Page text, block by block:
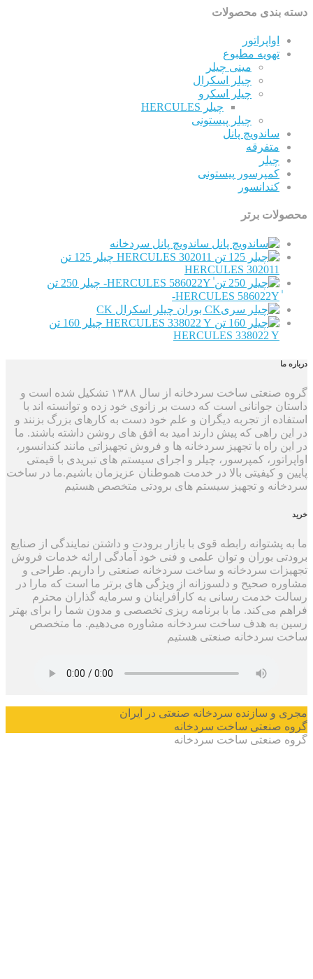
محصولات
اواپراتور
تهویه مطبوع
مینی چیلر
چیلر اسکرال
چیلر اسکرو
چیلر HERCULES
چیلر پیستونی
ساندویچ پانل
متفرقه
کمپرسور پیستونی
کندانسور
برتر
ساندویچ پانل سردخانه
چیلر 125 تن
HERCULES 302011
چیلر 250 تن
چیلر اسکرال CK
چیلر 160 تن
HERCULES 338022 Y
گروه صنعتی ساخت سردخانه از سال ۱۳۸۸ تشکیل شده است و
جوانانی است که دست بر زانوی خود زده و توانسته اند با
از تجربه دیگران و علم خود دست به کارهای بزرگ بزنند و
راهی که پیش دارند امید به افق های روشن داشته باشند. ما
راه با تجهیز سردخانه ها و فروش تجهیزاتی مانند کندانسور،
کمپرسور، چیلر و اجرای سیستم های تبریدی با قیمتی
کیفیتی بالا در خدمت هموطنان عزیزمان باشیم.ما در ساخت
و تجهیز سیستم های برودتی متخصص هستیم
رابطه قوی با بازار برودت و داشتن نمایندگی از صنایع
بوران و توان علمی و فنی خود آمادگی ارائه خدمات فروش
سردخانه و ساخت سردخانه صنعتی را داریم. طراحی و
صحیح و دلسوزانه از ویژگی های برتر ما است که مارا در
خدمت رسانی به کارآفراینان و سرمایه گذاران محترم
ما با برنامه ریزی تخصصی و مدون شما را برای بهتر
هدف ساخت سردخانه مشاوره می‌دهیم. ما متخصص
صنعتی هستیم
سازنده سردخانه صنعتی در ایران
ساخت سردخانه
ساخت سردخانه